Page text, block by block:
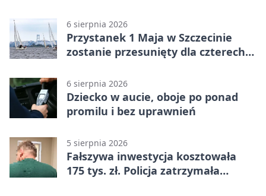
6 sierpnia 2026
Przystanek 1 Maja w Szczecinie
zostanie przesunięty dla czterech
6 sierpnia 2026
Dziecko w aucie, oboje po ponad
promilu i bez uprawnień
5 sierpnia 2026
Fałszywa inwestycja kosztowała
175 tys. zł. Policja zatrzymała